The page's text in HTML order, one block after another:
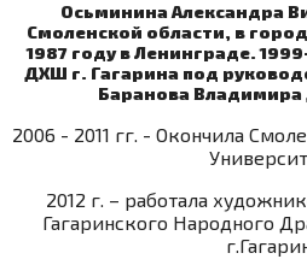
Осьминина Александра
Смоленской области, в
1987 году в Ленинграде.
ДХШ г. Гагарина под
Баранова
2006 - 2011 гг. - Окончила
2012 г. – работала
Гагаринского Народного